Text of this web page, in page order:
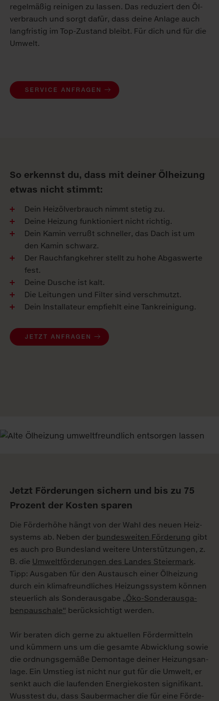
regelmäßig reinigen zu lassen. Das reduziert den Öl­
verbrauch und sorgt dafür, dass deine Anlage auch
langfristig im Top-Zustand bleibt. Für dich und für die
Umwelt.
SERVICE ANFRAGEN
So erkennst du, dass mit deiner Ölheizung
etwas nicht stimmt:
Dein Heizölverbrauch nimmt stetig zu.
Deine Heizung funktioniert nicht richtig.
Dein Kamin verrußt schneller, das Dach ist um
den Kamin schwarz.
Der Rauchfangkehrer stellt zu hohe Abgaswerte
fest.
Deine Dusche ist kalt.
Die Leitungen und Filter sind verschmutzt.
Dein Installateur empfiehlt eine Tankreinigung.
JETZT ANFRAGEN
Jetzt För­de­run­gen si­chern und bis zu 75
Pro­zent der Kos­ten spa­ren
Die Förd­er­hö­he hängt von der Wahl des neu­en Heiz­
sys­tems ab. Ne­ben der bun­des­wei­ten För­de­rung gibt
es auch pro Bun­des­land wei­te­re Un­ter­stüt­zun­gen, z.
B. die Um­welt­för­de­run­gen des Lan­des Stei­er­mark.
Tipp: Aus­ga­ben für den Aus­tausch ei­ner Öl­hei­zung
durch ein kli­ma­freund­li­ches Hei­zungs­sys­tem kön­nen
steu­er­lich als Son­der­aus­ga­be „Öko-Son­der­aus­ga­
ben­pau­scha­le“ be­rück­sich­tigt wer­den.
Wir be­ra­ten dich ger­ne zu ak­tu­el­len För­der­mit­teln
und küm­mern uns um die ge­sam­te Ab­wick­lung so­wie
die ord­nungs­ge­mä­ße De­mon­ta­ge dei­ner Hei­zungs­an­
la­ge. Ein Um­stieg ist nicht nur gut für die Um­welt, er
senkt auch die lau­fen­den En­er­gie­kos­ten si­gni­fi­kant.
Wuss­test du, dass Sau­ber­ma­cher die für ei­ne För­de­